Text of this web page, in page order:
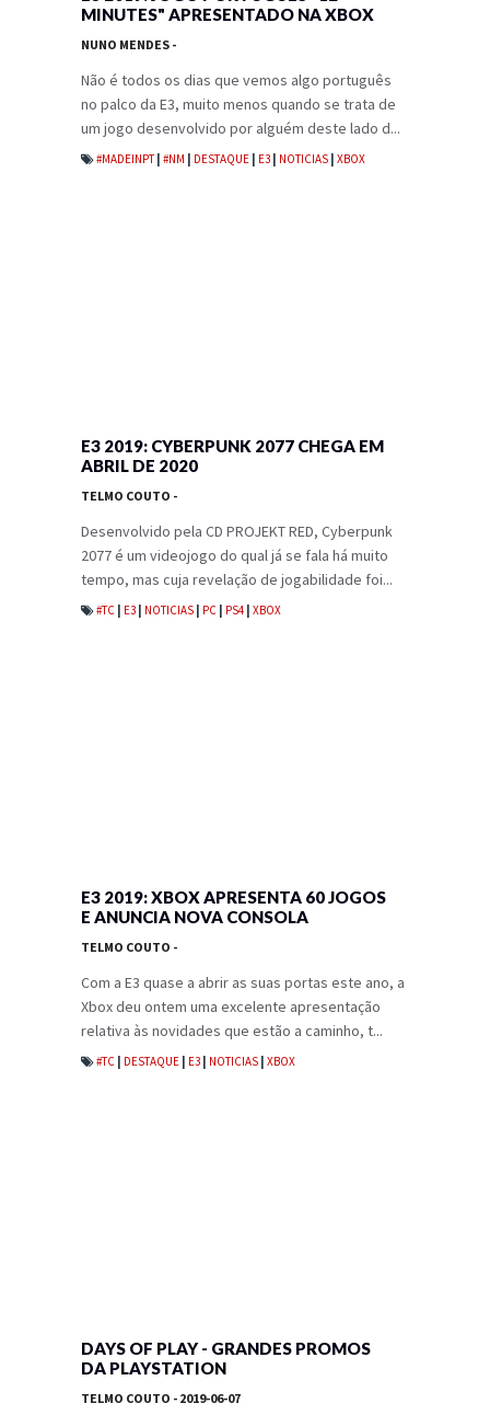
MINUTES" APRESENTADO NA XBOX
NUNO MENDES -
Não é todos os dias que vemos algo português
no palco da E3, muito menos quando se trata de
um jogo desenvolvido por alguém deste lado d...
#MADEINPT #NM DESTAQUE E3 NOTICIAS XBOX
E3 2019: CYBERPUNK 2077 CHEGA EM
ABRIL DE 2020
TELMO COUTO -
Desenvolvido pela CD PROJEKT RED, Cyberpunk
2077 é um videojogo do qual já se fala há muito
tempo, mas cuja revelação de jogabilidade foi...
#TC E3 NOTICIAS PC PS4 XBOX
E3 2019: XBOX APRESENTA 60 JOGOS
E ANUNCIA NOVA CONSOLA
TELMO COUTO -
Com a E3 quase a abrir as suas portas este ano, a
Xbox deu ontem uma excelente apresentação
relativa às novidades que estão a caminho, t...
#TC DESTAQUE E3 NOTICIAS XBOX
DAYS OF PLAY - GRANDES PROMOS
DA PLAYSTATION
TELMO COUTO - 2019-06-07